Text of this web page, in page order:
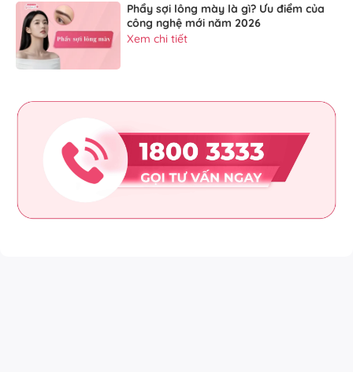
Phẩy sợi lông mày là gì? Ưu điểm của
công nghệ mới năm 2026
Xem chi tiết